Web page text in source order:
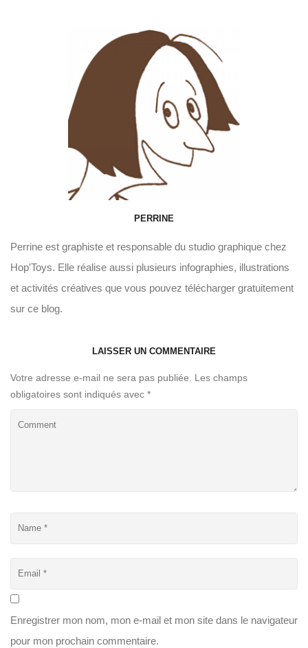
PERRINE
Perrine est graphiste et responsable du studio graphique chez
Hop'Toys. Elle réalise aussi plusieurs infographies, illustrations
et activités créatives que vous pouvez télécharger gratuitement
sur ce blog.
LAISSER UN COMMENTAIRE
Votre adresse e-mail ne sera pas publiée. Les champs
obligatoires sont indiqués avec *
Enregistrer mon nom, mon e-mail et mon site dans le navigateur
pour mon prochain commentaire.